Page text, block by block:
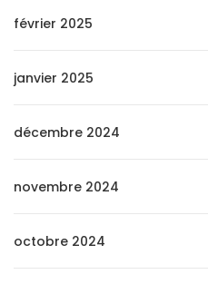
février 2025
janvier 2025
décembre 2024
novembre 2024
octobre 2024